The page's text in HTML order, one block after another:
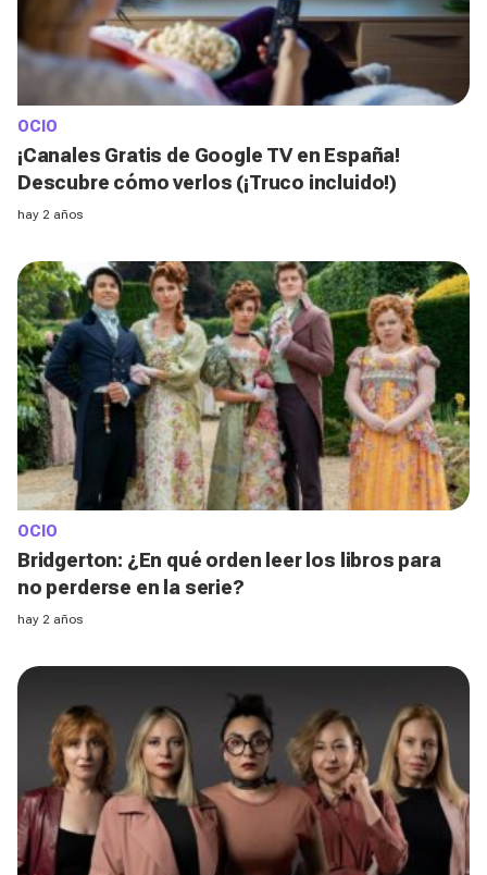
OCIO
¡Canales Gratis de Google TV en España!
Descubre cómo verlos (¡Truco incluido!)
hay 2 años
OCIO
Bridgerton: ¿En qué orden leer los libros para
no perderse en la serie?
hay 2 años